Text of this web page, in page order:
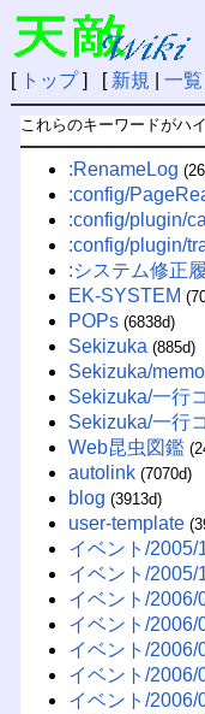
[ トップ] [ 新規 一覧
これらのキーワードがハ
:RenameLog
:config/
:config/plugin/
:config/plugin/
:システム修正
EK-SYSTEM
POPs (6838d)
Sekizuka (885d)
Sekizuka/
Sekizuka/一行
Sekizuka/一行
Web昆虫図鑑
autolink (7070d)
blog (3913d)
user-template
イベント/2005/
イベント/2005/
イベント/2006/
イベント/2006/
イベント/2006/
イベント/2006/
イベント/2006/